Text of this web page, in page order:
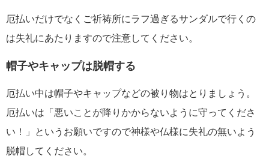
厄払いだけでなくご祈祷所にラフ過ぎるサンダルで行くの
は失礼にあたりますので注意してください。
帽子やキャップは脱帽する
厄払い中は帽子やキャップなどの被り物はとりましょう。
厄払いは「悪いことが降りかからないように守ってくださ
い！」というお願いですので神様や仏様に失礼の無いよう
脱帽してください。